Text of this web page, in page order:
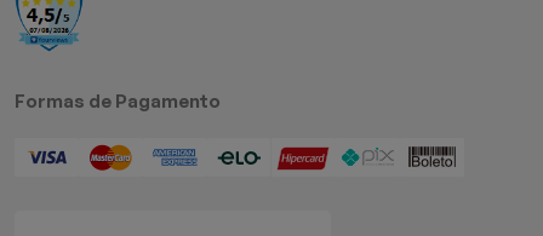
Formas de Pagamento